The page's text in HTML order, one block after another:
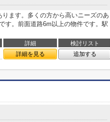
ます。多くの方から高いニーズのあ
す。前面道路6m以上の物件です。駅
詳細
検討リスト
詳細を見る 追加する